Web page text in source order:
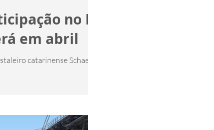
no Rio
em abril
catarinense Schaefer